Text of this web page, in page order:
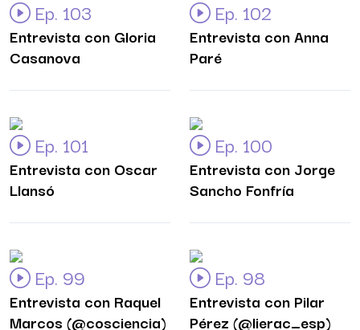
Ep. 103
Entrevista con Gloria
Casanova
Ep. 102
Entrevista con Anna
Paré
Ep. 101
Entrevista con Oscar
Llansó
Ep. 100
Entrevista con Jorge
Sancho Fonfría
Ep. 99
Entrevista con Raquel
Marcos (@cosciencia)
Ep. 98
Entrevista con Pilar
Pérez (@lierac_esp)